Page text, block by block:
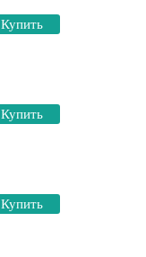
Купить
Купить
Купить